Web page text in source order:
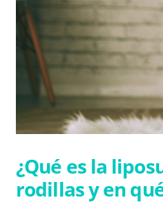
¿Qué es la
rodillas y en